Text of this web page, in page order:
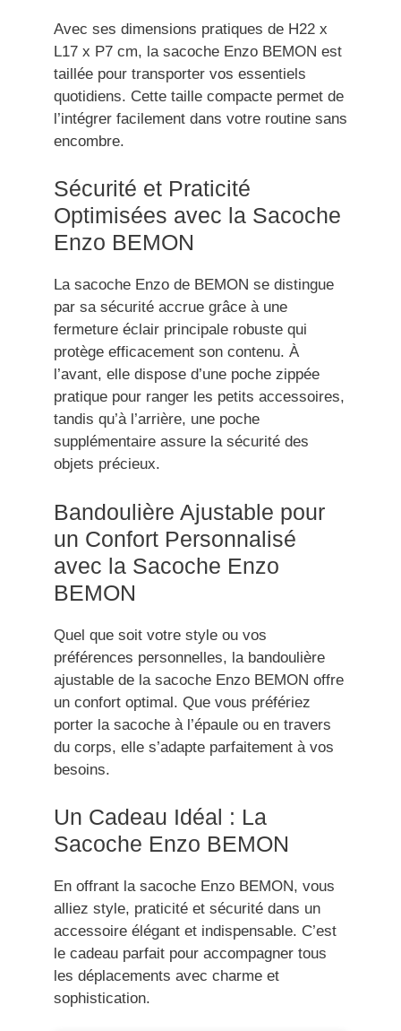
Avec ses dimensions pratiques de H22 x
L17 x P7 cm, la sacoche Enzo BEMON est
taillée pour transporter vos essentiels
quotidiens. Cette taille compacte permet de
l’intégrer facilement dans votre routine sans
encombre.
Sécurité et Praticité
Optimisées avec la Sacoche
Enzo BEMON
La sacoche Enzo de BEMON se distingue
par sa sécurité accrue grâce à une
fermeture éclair principale robuste qui
protège efficacement son contenu. À
l’avant, elle dispose d’une poche zippée
pratique pour ranger les petits accessoires,
tandis qu’à l’arrière, une poche
supplémentaire assure la sécurité des
objets précieux.
Bandoulière Ajustable pour
un Confort Personnalisé
avec la Sacoche Enzo
BEMON
Quel que soit votre style ou vos
préférences personnelles, la bandoulière
ajustable de la sacoche Enzo BEMON offre
un confort optimal. Que vous préfériez
porter la sacoche à l’épaule ou en travers
du corps, elle s’adapte parfaitement à vos
besoins.
Un Cadeau Idéal : La
Sacoche Enzo BEMON
En offrant la sacoche Enzo BEMON, vous
alliez style, praticité et sécurité dans un
accessoire élégant et indispensable. C’est
le cadeau parfait pour accompagner tous
les déplacements avec charme et
sophistication.